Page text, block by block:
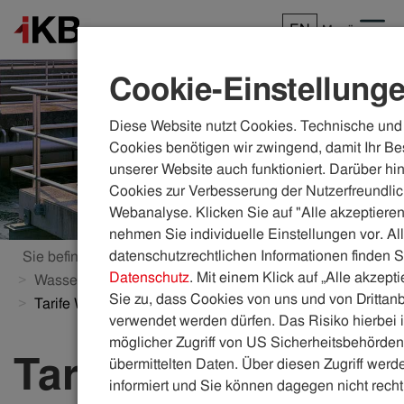
EN Menü
Sie befinden sich hier: ikb.at
Wasser & Abwasser
Wasser- und Kanalanschluss
Tarife Wasser & Abwasser
Tarife für Wasser
Cookie-
Diese Website nutzt Cookies. Technische
Cookies benötigen wir zwingend, damit Ihr
unserer Website auch funktioniert. Darüber
Cookies zur Verbesserung der
Webanalyse. Klicken Sie auf "Alle
nehmen Sie individuelle Einstellungen vor.
datenschutzrechtlichen Informationen finden
Datenschutz. Mit einem Klick auf „Alle
Sie zu, dass Cookies von uns und von
verwendet werden dürfen. Das Risiko hierbei
möglicher Zugriff von US
übermittelten Daten. Über diesen Zugriff
informiert und Sie können dagegen nicht